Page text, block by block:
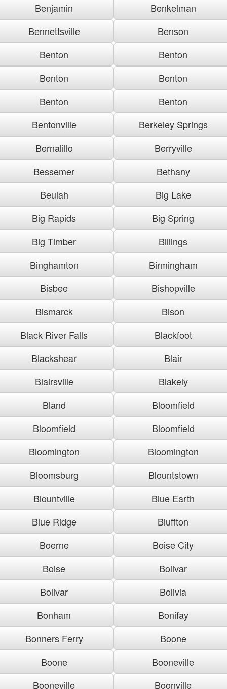
Benjamin
Benkelman
Bennettsville
Benson
Benton
Benton
Benton
Benton
Benton
Benton
Bentonville
Berkeley Springs
Bernalillo
Berryville
Bessemer
Bethany
Beulah
Big Lake
Big Rapids
Big Spring
Big Timber
Billings
Binghamton
Birmingham
Bisbee
Bishopville
Bismarck
Bison
Black River Falls
Blackfoot
Blackshear
Blair
Blairsville
Blakely
Bland
Bloomfield
Bloomfield
Bloomfield
Bloomington
Bloomington
Bloomsburg
Blountstown
Blountville
Blue Earth
Blue Ridge
Bluffton
Boerne
Boise City
Boise
Bolivar
Bolivar
Bolivia
Bonham
Bonifay
Bonners Ferry
Boone
Boone
Booneville
Booneville
Boonville